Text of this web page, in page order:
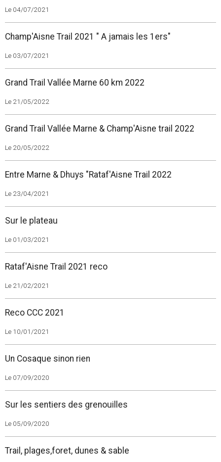
Le 04/07/2021
Champ'Aisne Trail 2021 " A jamais les 1ers"
Le 03/07/2021
Grand Trail Vallée Marne 60 km 2022
Le 21/05/2022
Grand Trail Vallée Marne & Champ'Aisne trail 2022
Le 20/05/2022
Entre Marne & Dhuys "Rataf'Aisne Trail 2022
Le 23/04/2021
Sur le plateau
Le 01/03/2021
Rataf'Aisne Trail 2021 reco
Le 21/02/2021
Reco CCC 2021
Le 10/01/2021
Un Cosaque sinon rien
Le 07/09/2020
Sur les sentiers des grenouilles
Le 05/09/2020
Trail, plages,foret, dunes & sable